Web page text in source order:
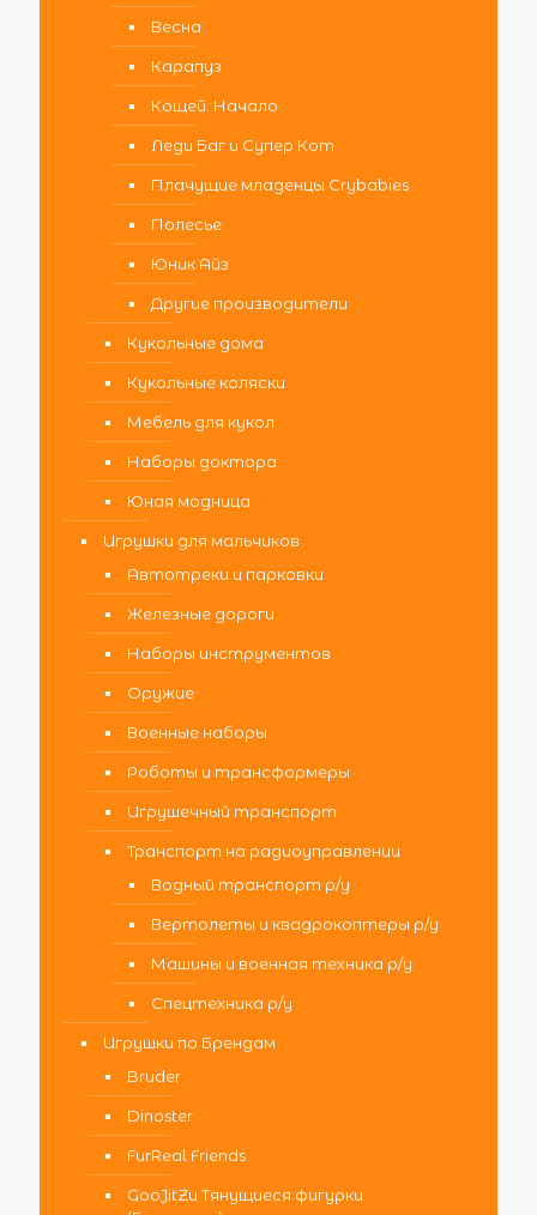
Весна
Карапуз
Кощей. Начало
Леди Баг и Супер Кот
Плачущие младенцы Crybabies
Полесье
Юник Айз
Другие производители
Кукольные дома
Кукольные коляски
Мебель для кукол
Наборы доктора
Юная модница
Игрушки для мальчиков
Автотреки и парковки
Железные дороги
Наборы инструментов
Оружие
Военные наборы
Роботы и трансформеры
Игрушечный транспорт
Транспорт на радиоуправлении
Водный транспорт р/у
Вертолеты и квадрокоптеры р/у
Машины и военная техника р/у
Спецтехника р/у
Игрушки по Брендам
Bruder
Dinoster
FurReal Friends
GooJitZu Тянущиеся фигурки